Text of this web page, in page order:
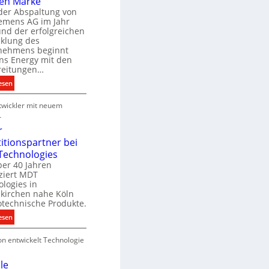
ek
Abspaltung von
AG im Jahr
der erfolgreichen
des
beginnt
Energy mit den
:
S
i
e
n
s
E
n
e
r
g
y
w
mit neuem
bei
40 Jahren
MDT
in
nahe Köln
Produkte.
:
N
e
entwickelt Technologie